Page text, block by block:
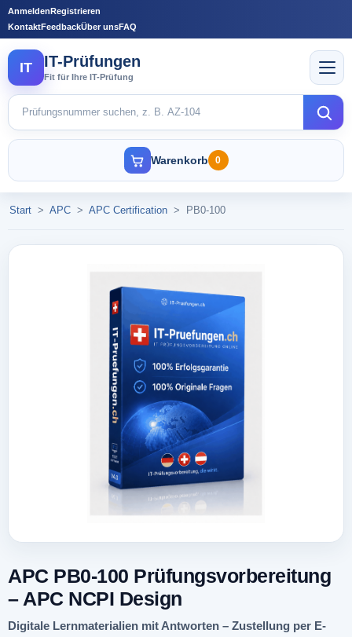
AnmeldenRegistrieren
KontaktFeedbackÜber unsFAQ
IT IT-Prüfungen
Fit für Ihre IT-Prüfung
Warenkorb 0
Start > APC > APC Certification > PB0-100
APC PB0-100 Prüfungsvorbereitung
– APC NCPI Design
Digitale Lernmaterialien mit Antworten – Zustellung per E-